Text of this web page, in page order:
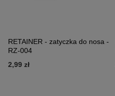
RETAINER - zatyczka do nosa -
RZ-004
2,99 zł